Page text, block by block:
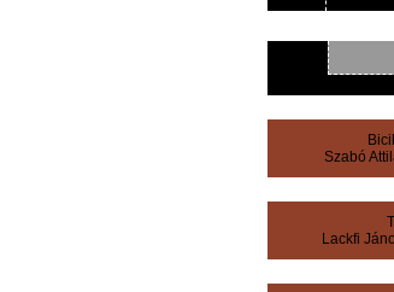
Szabó
Lackfi